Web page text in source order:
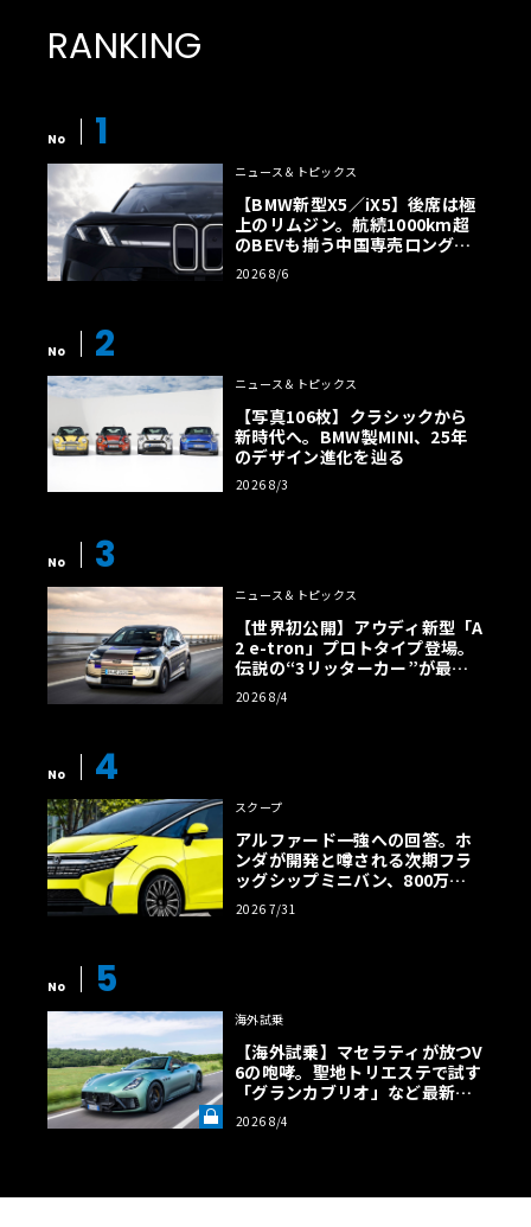
RANKING
No 1
ニュース＆トピックス
【BMW新型X5／iX5】後席は極
上のリムジン。航続1000km超
のBEVも揃う中国専売ロング仕
様の全貌
2026 8/6
No 2
ニュース＆トピックス
【写真106枚】クラシックから
新時代へ。BMW製MINI、25年
のデザイン進化を辿る
2026 8/3
No 3
ニュース＆トピックス
【世界初公開】アウディ新型「A
2 e-tron」プロトタイプ登場。
伝説の“3リッターカー”が最高
効率エントリーBEVとして復活
【画像38枚】
2026 8/4
No 4
スクープ
アルファード一強への回答。ホ
ンダが開発と噂される次期フラ
ッグシップミニバン、800万円
超の勝算【予想CG】
2026 7/31
No 5
海外試乗
【海外試乗】マセラティが放つV
6の咆哮。聖地トリエステで試す
「グランカブリオ」など最新ト
ロフェオ3台の官能評価《LE VO
LANT LAB》
2026 8/4